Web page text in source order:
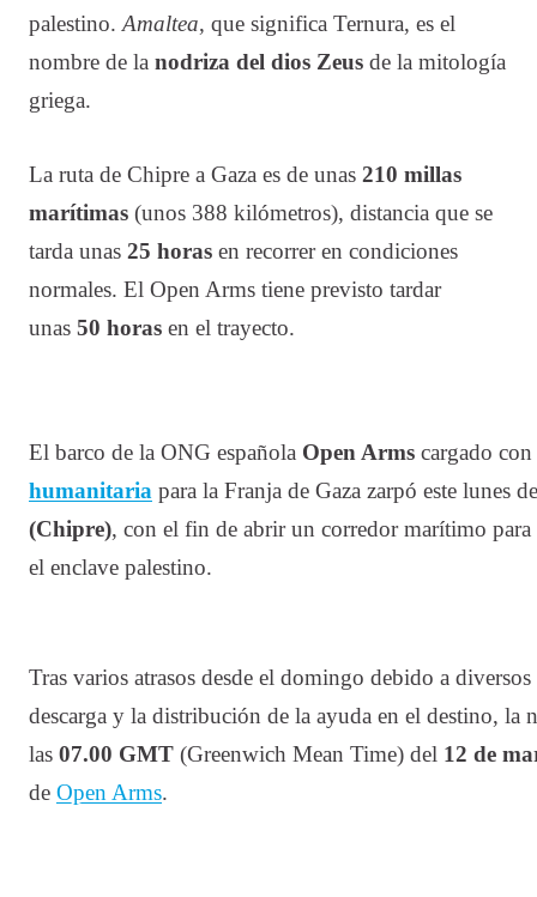
palestino.Amaltea, que significa Ternura, es el
nombre de la nodriza del dios Zeus de la mitología
griega.
La ruta de Chipre a Gaza es de unas 210 millas
marítimas (unos 388 kilómetros), distancia que se
tarda unas 25 horas en recorrer en condiciones
normales. El Open Arms tiene previsto tardar
unas 50 horas en el trayecto.
El barco de la ONG española Open Arms cargado con
humanitaria para la Franja de Gaza zarpó este lunes
(Chipre), con el fin de abrir un corredor marítimo
el enclave palestino.
Tras varios atrasos desde el domingo debido a
descarga y la distribución de la ayuda en el destino, la
las 07.00 GMT (Greenwich Mean Time) del 12 de
de Open Arms.